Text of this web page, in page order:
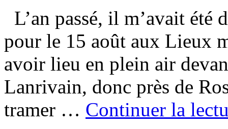
L’an passé, il m’avait été
pour le 15 août aux Lieux
avoir lieu en plein air
Lanrivain, donc près de
tramer … Continuer la